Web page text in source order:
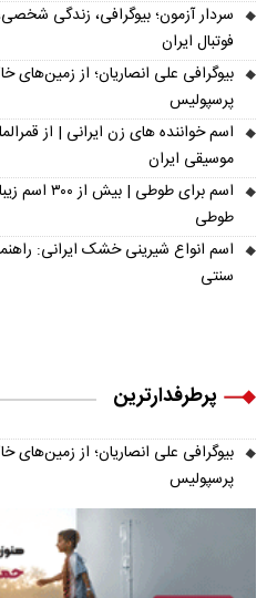
سردار آزمون؛ بیوگرافی، زندگی
فوتبال ایران
بیوگرافی علی انصاریان؛ از زمین‌های
پرسپولیس
اسم خواننده های زن ایرانی | از
موسیقی ایران
اسم برای
طوطی
اسم انواع شیرینی خشک ایرانی:
سنتی
پرطرفدارترین
بیوگرافی علی انصاریان؛ از زمین‌های
پرسپولیس